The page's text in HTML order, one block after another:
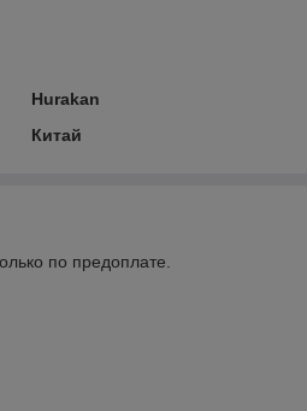
Hurakan
Китай
по предоплате.